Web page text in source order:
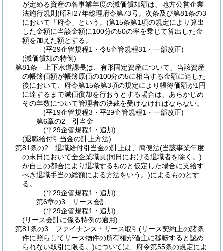
が定める資産の各事業年度の減価償却額は、地方公営企業
法施行規則 (昭和27年総理府令第73号。次条及び第81条の3
において「府令」という。)第15条第1項の規定により算出
した金額に当該金額に100分の50の率を乗じて算出した金
額を加えた額とする。
(平29企管規程1・令5企管規程31・一部改正)
(減価償却の特例)
第81条
上下水道課長は、有形固定資産について、当該資産
の帳簿価額が帳簿原価の100分の5に相当する金額に達した
後において、府令第15条第3項の規定により帳簿価額が1円
に達するまで減価償却を行おうとする場合は、あらかじめ
その年数について管理者の決裁を受けなければならない。
(平19企管規程3・平29企管規程1・一部改正)
第6章の2
引当金
(平29企管規程1・追加)
(退職給付引当金の計上方法)
第81条の2
退職給付引当金の計上は、簡便法(当該事業年度
の末日において全企業職員(同日における退職者を除く。)
が自己の都合により退職するものと仮定した場合に支給す
べき退職手当の総額による方法をいう。)によるものとす
る。
(平29企管規程1・追加)
第6章の3
リース会計
(平29企管規程1・追加)
(リース会計に係る特例の適用)
第81条の3
ファイナンス・リース取引 (リース契約上の諸条
件に照らしてリース物件の所有権が借主に移転すると認め
られない取引に限る。)については、府令第55条の規定によ